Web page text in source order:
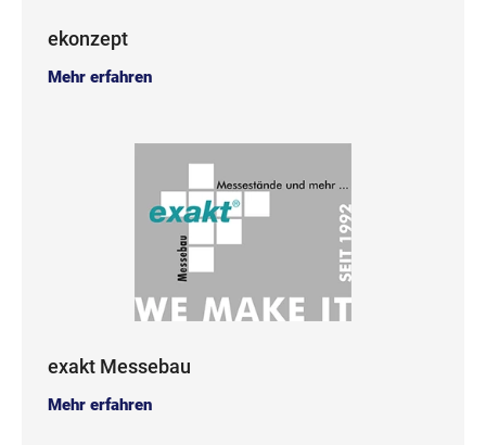
ekonzept
Mehr erfahren
exakt Messebau
Mehr erfahren